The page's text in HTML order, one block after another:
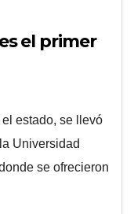
el primer
estado, se llevó
Universidad
se ofrecieron